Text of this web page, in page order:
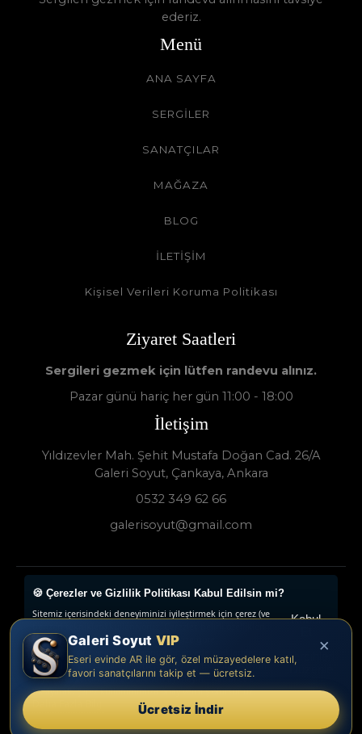
ederiz.
Menü
ANA SAYFA
SERGİLER
SANATÇILAR
MAĞAZA
BLOG
İLETİŞİM
Kişisel Verileri Koruma Politikası
Ziyaret Saatleri
Sergileri gezmek için lütfen randevu alınız.
Pazar günü hariç her gün 11:00 - 18:00
İletişim
Yıldızevler Mah. Şehit Mustafa Doğan Cad. 26/A
Galeri Soyut, Çankaya, Ankara
0532 349 62 66
galerisoyut@gmail.com
Galeri Soyut - Sanat Galerisi 2024 © - Tüm Hakları
Saklıdır.
www.collectivepeople.com.tr ×
Galeri Soyut VIP
Eseri evinde AR ile gör, özel müzayedelere katıl,
favori sanatçılarını takip et — ücretsiz.
Ücretsiz İndir
🍪 Çerezler ve Gizlilik Politikası Kabul Edilsin mi?
Sitemiz içerisindeki deneyiminizi iyileştirmek için çerez (ve
daha iyi deneyimlemenizi, iletilerin size göre
uyarlanmasını ve ilgi alanlarınıza hitap eden reklamların
gösterilmesini sağlarlar. Lütfen Çerez Politikamızı okuyun
veya çerez tercihlerinizi buradan ayarlayın. “Kabul et”e
tıklayarak, çerez kullanımımıza onay vermiş olursunuz.
Kabul
Tercihleri
Düzenle